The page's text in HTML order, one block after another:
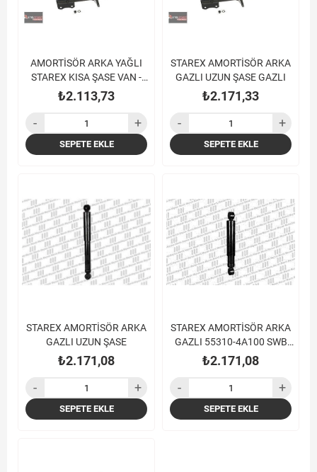
AMORTİSÖR ARKA YAĞLI
STAREX KISA ŞASE VAN -
STAREX KAMYONET
₺2.113,73
SEPETE EKLE
STAREX AMORTİSÖR ARKA
GAZLI UZUN ŞASE GAZLI
₺2.171,33
SEPETE EKLE
STAREX AMORTİSÖR ARKA
GAZLI UZUN ŞASE
₺2.171,08
SEPETE EKLE
STAREX AMORTİSÖR ARKA
GAZLI 55310-4A100 SWB
WAGON
₺2.171,08
SEPETE EKLE